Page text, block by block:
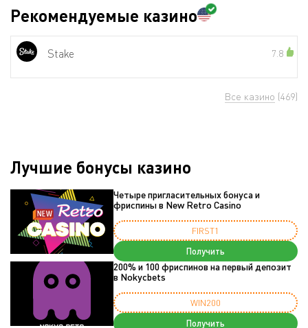
Рекомендуемые казино
Stake 7.8
Все казино (469)
Лучшие бонусы казино
Четыре пригласительных бонуса и
фриспины в New Retro Casino
FIRST1
Получить
200% и 100 фриспинов на первый депозит
в Nokycbets
WIN200
Получить